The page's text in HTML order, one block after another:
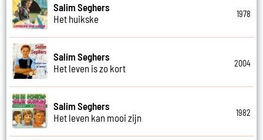
Salim Seghers
Het huikske
1978
Salim Seghers
Het leven is zo kort
2004
Salim Seghers
Het leven kan mooi zijn
1982